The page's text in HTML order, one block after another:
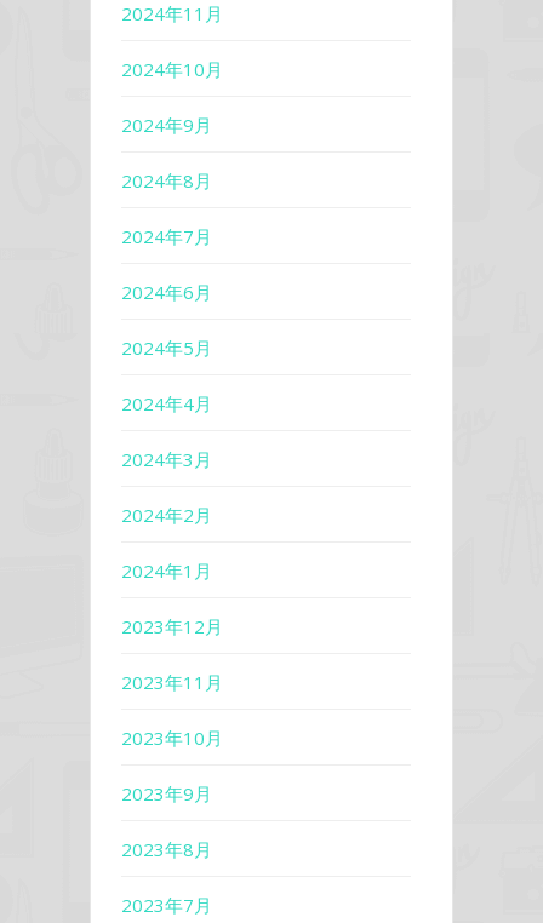
2024年11月
2024年10月
2024年9月
2024年8月
2024年7月
2024年6月
2024年5月
2024年4月
2024年3月
2024年2月
2024年1月
2023年12月
2023年11月
2023年10月
2023年9月
2023年8月
2023年7月